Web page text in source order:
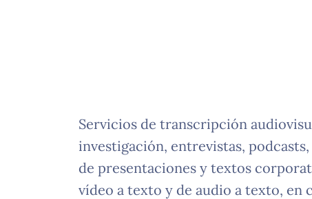
Servicios de transcripción
investigación, entrevistas,
de presentaciones y textos
vídeo a texto y de audio a texto, en